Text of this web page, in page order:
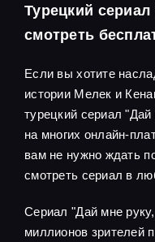
Турецкий
смотреть
Если вы хотите
истории Мелек и
турецкий сериал
на многих онлайн-
вам не нужно ждать
смотреть сериал в
Сериал "Дай мне
миллионов зрителей